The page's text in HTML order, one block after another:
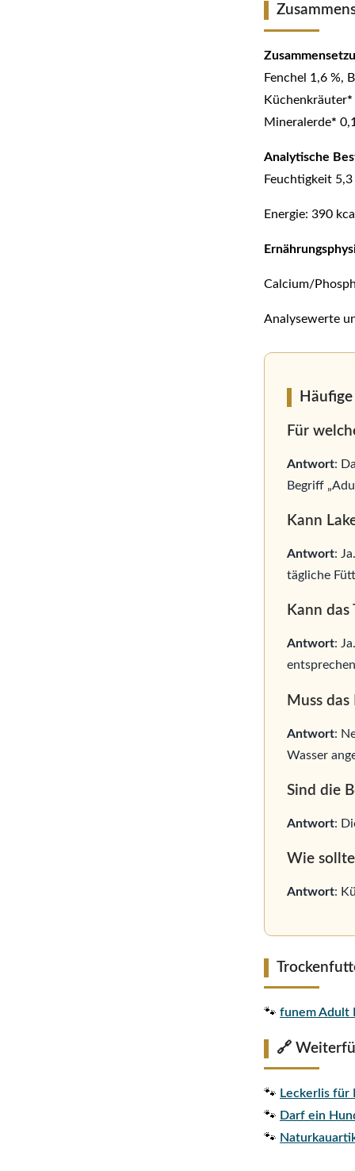
Fenchel 1,6 %,
Küchenkräuter*
Mineralerde*
Analytische
Feuchtigkeit 5,3
Energie: 390
Calcium/
Analysewerte
Für
Antwort:
Begriff
Kann
Antwort:
tägliche
Kann
Antwort:
Muss
Antwort:
Wasser
Sind die
Antwort:
Wie
Antwort:
🐾 funem Adult
🔗
🐾 Leckerlis für
🐾 Darf ein
🐾